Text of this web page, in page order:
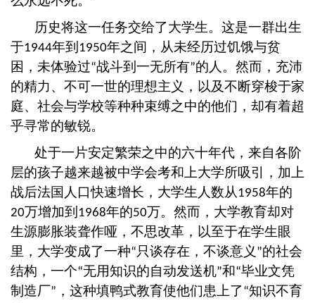
历史将这一任务交给了大学生。这是一群出生
于1944年到 1950年之间，从未经历过饥饿与贫
困，未体验过“战斗到一无所有”的人。然而，充沛
的精力、不可一世的理想主义，以及不断穿梭于家
庭、社会与学校等种种束缚之中的他们，却有着超
乎寻常的敏锐。
处于一片安定繁荣之中的六十年代，来自各阶
层的孩子越来越被中学会考和上大学所吸引，加上
战后法国人口快速增长，大学生人数从1958年的
20万增加到 1968年的50万。然而，大学教育却对
生源膨胀装聋作哑，不思改革，以至于在学生眼
里，大学变成了一种“ 只谈存在，不谈意义 ”的社会
结构，一个“无用知识的自动发送机”和“毕业文凭
制造厂” ，这种填鸭式教育使他们患上了 “知识不育